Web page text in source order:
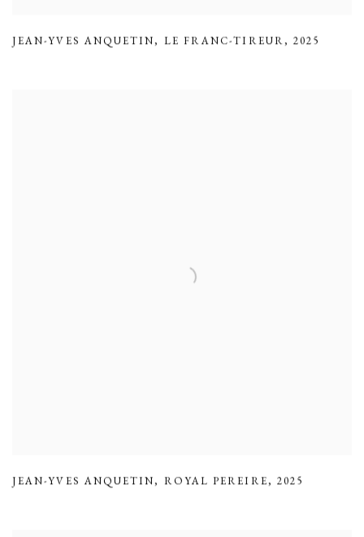
JEAN-YVES ANQUETIN, LE FRANC-TIREUR, 2025
JEAN-YVES ANQUETIN, ROYAL PEREIRE, 2025